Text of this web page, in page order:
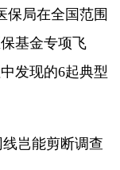
保局在全国范围
基金专项飞
发现的6起典型
岂能剪断调查